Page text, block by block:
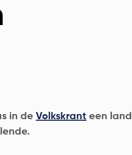
in de Volkskrant een land